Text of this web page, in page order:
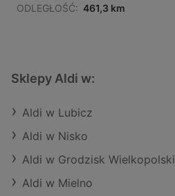
ODLEGŁOŚĆ: 461,3 km
Sklepy Aldi w:
Aldi w Lubicz
Aldi w Nisko
Aldi w Grodzisk Wielkopolski
Aldi w Mielno